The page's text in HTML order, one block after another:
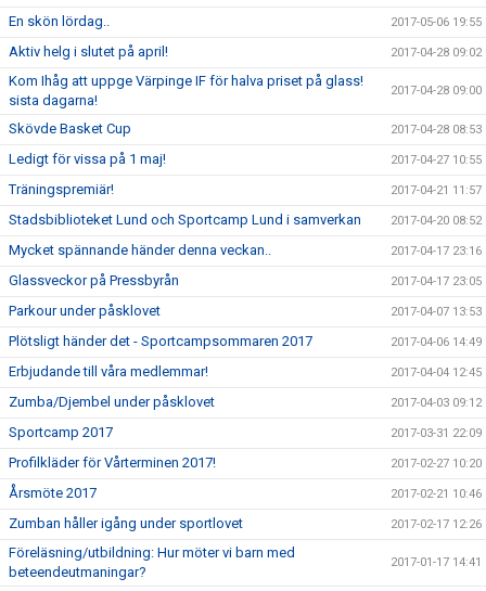
En skön lördag.. 2017-05-06 19:55
Aktiv helg i slutet på april! 2017-04-28 09:02
Kom Ihåg att uppge Värpinge IF för halva priset på glass!
sista dagarna!
2017-04-28 09:00
Skövde Basket Cup 2017-04-28 08:53
Ledigt för vissa på 1 maj! 2017-04-27 10:55
Träningspremiär! 2017-04-21 11:57
Stadsbiblioteket Lund och Sportcamp Lund i samverkan 2017-04-20 08:52
Mycket spännande händer denna veckan.. 2017-04-17 23:16
Glassveckor på Pressbyrån 2017-04-17 23:05
Parkour under påsklovet 2017-04-07 13:53
Plötsligt händer det - Sportcampsommaren 2017 2017-04-06 14:49
Erbjudande till våra medlemmar! 2017-04-04 12:45
Zumba/Djembel under påsklovet 2017-04-03 09:12
Sportcamp 2017 2017-03-31 22:09
Profilkläder för Vårterminen 2017! 2017-02-27 10:20
Årsmöte 2017 2017-02-21 10:46
Zumban håller igång under sportlovet 2017-02-17 12:26
Föreläsning/utbildning: Hur möter vi barn med
beteendeutmaningar?
2017-01-17 14:41